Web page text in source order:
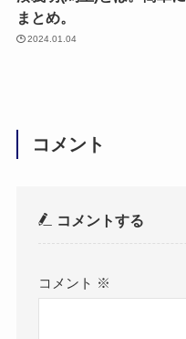
まとめ。
2024.01.04
コメント
コメントする
コメント ※